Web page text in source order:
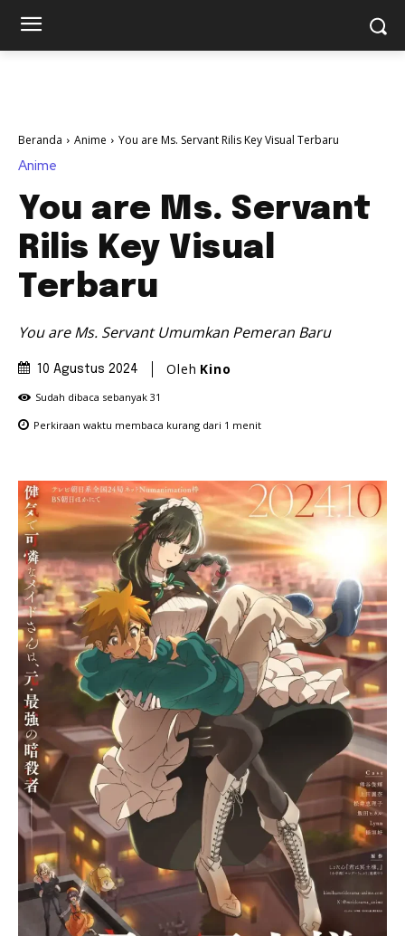
Beranda Anime You are Ms. Servant Rilis Key Visual Terbaru
Anime
You are Ms. Servant
Rilis Key Visual
Terbaru
You are Ms. Servant Umumkan Pemeran Baru
10 Agustus 2024 Oleh Kino
Sudah dibaca sebanyak 31
Perkiraan waktu membaca kurang dari 1 menit